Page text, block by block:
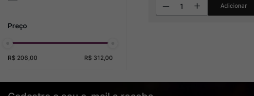
R$ 206,00 R$ 312,00
Adicionar